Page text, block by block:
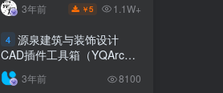
3年前 ￥5 1.1W+
4 源泉建筑与装饰设计
CAD插件工具箱（YQArch
6.7.4）
3年前 8100